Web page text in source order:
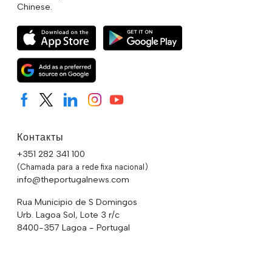
Chinese.
Контакты
+351 282 341 100
(Chamada para a rede fixa nacional)
info@theportugalnews.com
Rua Municipio de S Domingos
Urb. Lagoa Sol, Lote 3 r/c
8400-357 Lagoa - Portugal